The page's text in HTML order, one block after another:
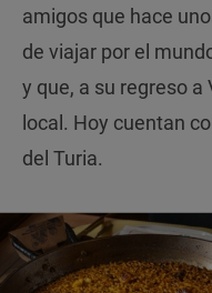
amigos que hace
de viajar por el
y que, a su regreso
local. Hoy cuentan
del Turia.